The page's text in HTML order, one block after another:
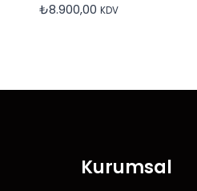
₺8.900,00 KDV
Kurumsal